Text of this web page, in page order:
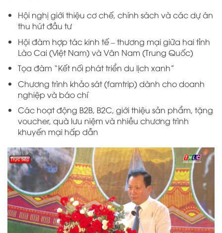
Hội nghị giới thiệu cơ chế, chính sách và các dự án
thu hút đầu tư
Hội đàm hợp tác kinh tế – thương mại giữa hai tỉnh
Lào Cai (Việt Nam) và Vân Nam (Trung Quốc)
Tọa đàm “Kết nối phát triển du lịch xanh”
Chương trình khảo sát (famtrip) dành cho doanh
nghiệp và báo chí
Các hoạt động B2B, B2C, giới thiệu sản phẩm, tặng
voucher, quà lưu niệm và nhiều chương trình
khuyến mại hấp dẫn